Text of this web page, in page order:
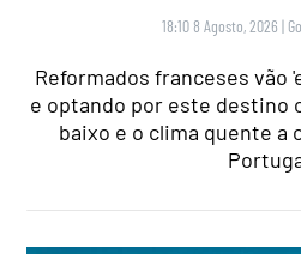
18:10 8 Agosto, 2026 |
Reformados franceses vão
e optando por este destino
baixo e o clima quente a